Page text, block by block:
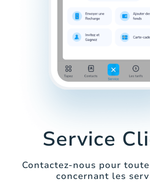
Service
Contactez-nous pour
concernant les